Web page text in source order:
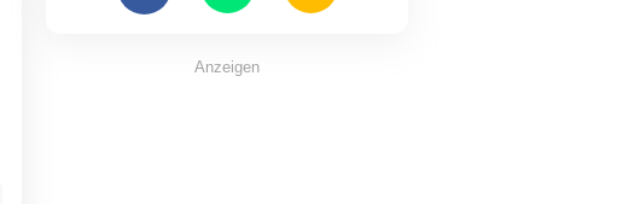
Anzeigen